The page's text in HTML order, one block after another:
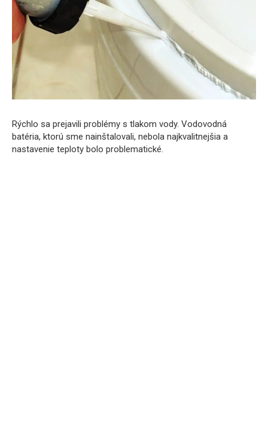
Rýchlo sa prejavili problémy s tlakom vody. Vodovodná
batéria, ktorú sme nainštalovali, nebola najkvalitnejšia a
nastavenie teploty bolo problematické.